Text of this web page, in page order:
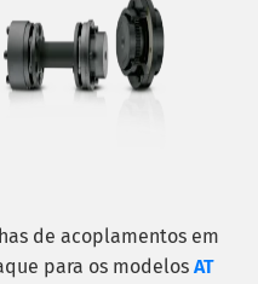
de acoplamentos em
para os modelos AT